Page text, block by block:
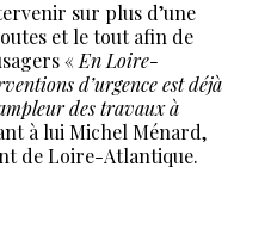
sur plus d’une
et le tout afin de
« En Loire-
d’urgence est déjà
des travaux à
à lui Michel Ménard,
de Loire-Atlantique.